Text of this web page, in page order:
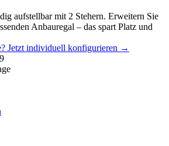
aufstellbar mit 2 Stehern. Erweitern Sie
Anbauregal – das spart Platz und
Jetzt individuell konfigurieren →